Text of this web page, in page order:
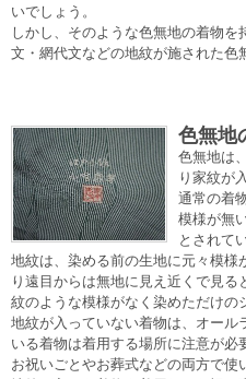
いでしょう。
しかし、そのような色無地の着物
文・網代文などの地紋が施された色
色無地
色無地は
り家紋が
通常の着
模様が無
とされて
地紋は、染める前の生地に元々模様
り遠目からは無地に見え近くで見
紋のような模様がなく染めただけの
地紋が入っていない着物は、オール
いる着物は着用する場所に注意が必
お祝いごとやお葬式などの両方で